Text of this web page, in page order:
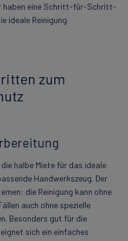
haben eine Schritt-für-Schritt-
ideale Reinigung
zum
halbe Miete für das ideale
Handwerkszeug. Der
die Reinigung kann ohne
auch ohne spezielle
Besonders gut für die
sich ein einfaches